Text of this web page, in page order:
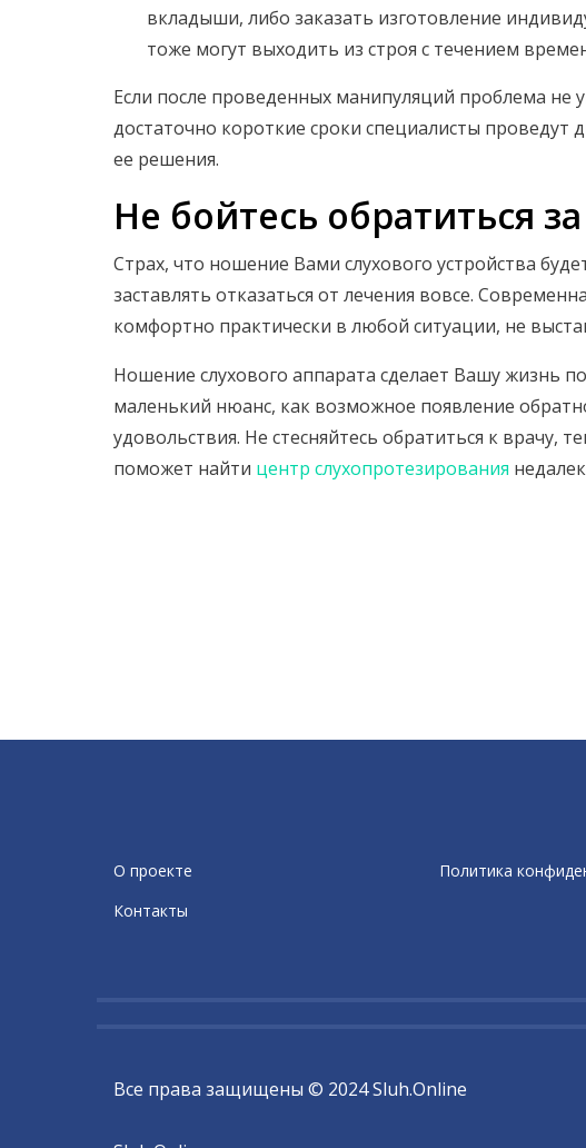
вкладыши, либо заказать изготовление
тоже могут выходить из строя с течением
Если после проведенных манипуляций проблема не
достаточно короткие сроки специалисты проведут
ее решения.
Не бойтесь обратиться
Страх, что ношение Вами слухового устройства
заставлять отказаться от лечения вовсе.
комфортно практически в любой ситуации, не
Ношение слухового аппарата сделает Вашу жизнь
маленький нюанс, как возможное появление
удовольствия. Не стесняйтесь обратиться к врачу,
поможет найти центр слухопротезирования
О проекте
Контакты
Политика
Все права защищены © 2024 Sluh.Online